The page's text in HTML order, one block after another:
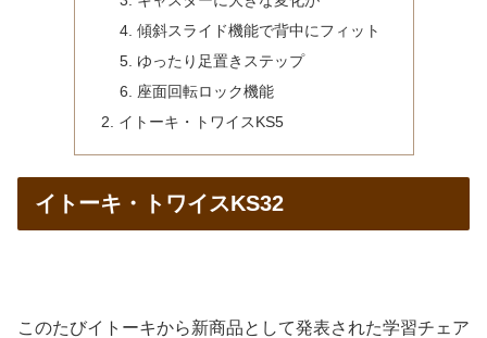
傾斜スライド機能で背中にフィット
ゆったり足置きステップ
座面回転ロック機能
イトーキ・トワイスKS5
イトーキ・トワイスKS32
このたびイトーキから新商品として発表された学習チェア